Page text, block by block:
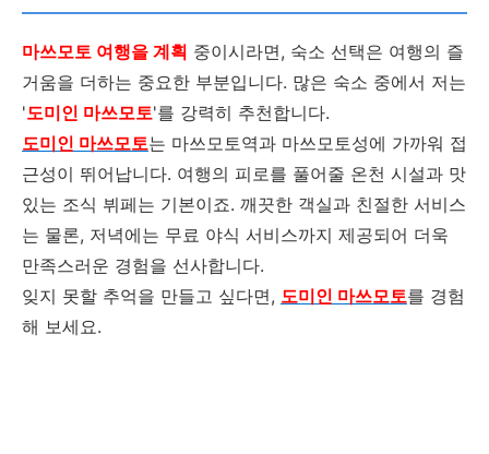
마쓰모토 여행을 계획 중이시라면, 숙소 선택은 여행의 즐
거움을 더하는 중요한 부분입니다. 많은 숙소 중에서 저는
'도미인 마쓰모토'를 강력히 추천합니다.
도미인 마쓰모토는 마쓰모토역과 마쓰모토성에 가까워 접
근성이 뛰어납니다. 여행의 피로를 풀어줄 온천 시설과 맛
있는 조식 뷔페는 기본이죠. 깨끗한 객실과 친절한 서비스
는 물론, 저녁에는 무료 야식 서비스까지 제공되어 더욱
만족스러운 경험을 선사합니다.
잊지 못할 추억을 만들고 싶다면, 도미인 마쓰모토를 경험
해 보세요.